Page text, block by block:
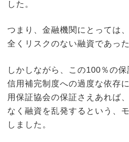
した。
つまり、金融機関にとっては
全くリスクのない融資であった
しかしながら、この100％の
信用補完制度への過度な依存
用保証協会の保証さえあれば
なく融資を乱発するという、
しました。